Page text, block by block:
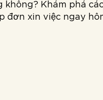
không? Khám phá
đơn xin việc ngay